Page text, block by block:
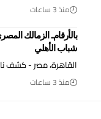
منذ 3 ساعات
بالأرقام.. الزمالك
شباب الأهلي
القاهرة، مصر - كشف
منذ 3 ساعات